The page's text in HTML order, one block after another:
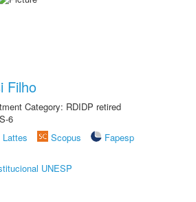
Filho
Category: RDIDP retired
6
Lattes Scopus
Fapesp
UNESP